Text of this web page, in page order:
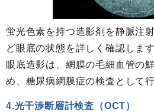
蛍光色素を持つ造影剤を静脈注
ど眼底の状態を詳しく確認しま
眼底造影は、網膜の毛細血管の
め、糖尿病網膜症の検査として
4.光干渉断層計検査（OCT）